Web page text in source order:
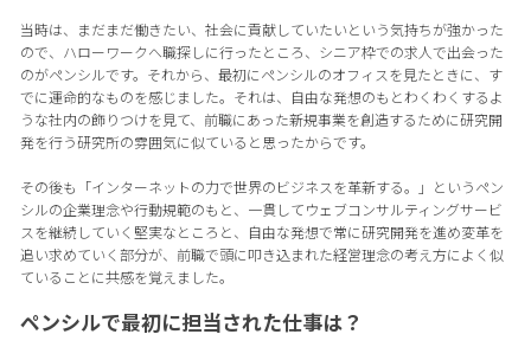
当時は、まだまだ働きたい、社会に貢献していたいという気持ちが強かった
ので、ハローワークへ職探しに行ったところ、シニア枠での求人で出会った
のがペンシルです。それから、最初にペンシルのオフィスを見たときに、す
でに運命的なものを感じました。それは、自由な発想のもとわくわくするよ
うな社内の飾りつけを見て、前職にあった新規事業を創造するために研究開
発を行う研究所の雰囲気に似ていると思ったからです。
その後も「インターネットの力で世界のビジネスを革新する。」というペン
シルの企業理念や行動規範のもと、一貫してウェブコンサルティングサービ
スを継続していく堅実なところと、自由な発想で常に研究開発を進め変革を
追い求めていく部分が、前職で頭に叩き込まれた経営理念の考え方によく似
ていることに共感を覚えました。
ペンシルで最初に担当された仕事は？